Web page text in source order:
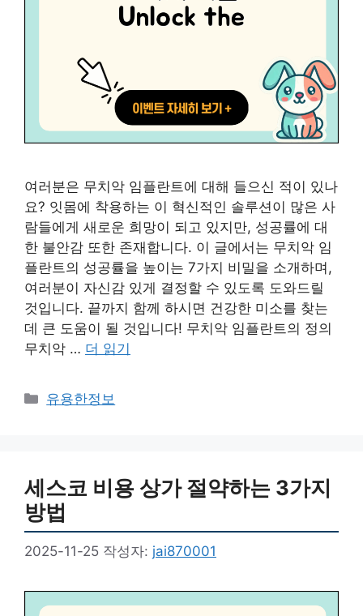
여러분은 무치악 임플란트에 대해 들으신 적이 있나
요? 잇몸에 착용하는 이 혁신적인 솔루션이 많은 사
람들에게 새로운 희망이 되고 있지만, 성공률에 대
한 불안감 또한 존재합니다. 이 글에서는 무치악 임
플란트의 성공률을 높이는 7가지 비밀을 소개하며,
여러분이 자신감 있게 결정할 수 있도록 도와드릴
것입니다. 끝까지 함께 하시면 건강한 미소를 찾는
데 큰 도움이 될 것입니다! 무치악 임플란트의 정의
무치악 … 더 읽기
카
유용한정보
세스코 비용 상가 절약하는 3가지
방법
2025-11-25 작성자: jai870001